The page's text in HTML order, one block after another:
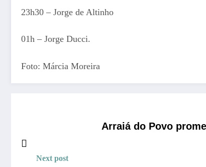
23h30 – Jorge de Altinho
01h – Jorge Ducci.
Foto: Márcia Moreira
Arraiá do Povo
Next post